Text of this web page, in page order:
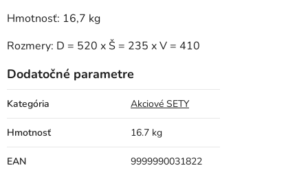
Hmotnosť: 16,7 kg
Rozmery: D = 520 x Š = 235 x V = 410
Dodatočné parametre
Kategória Akciové SETY
Hmotnosť 16.7 kg
EAN 9999990031822